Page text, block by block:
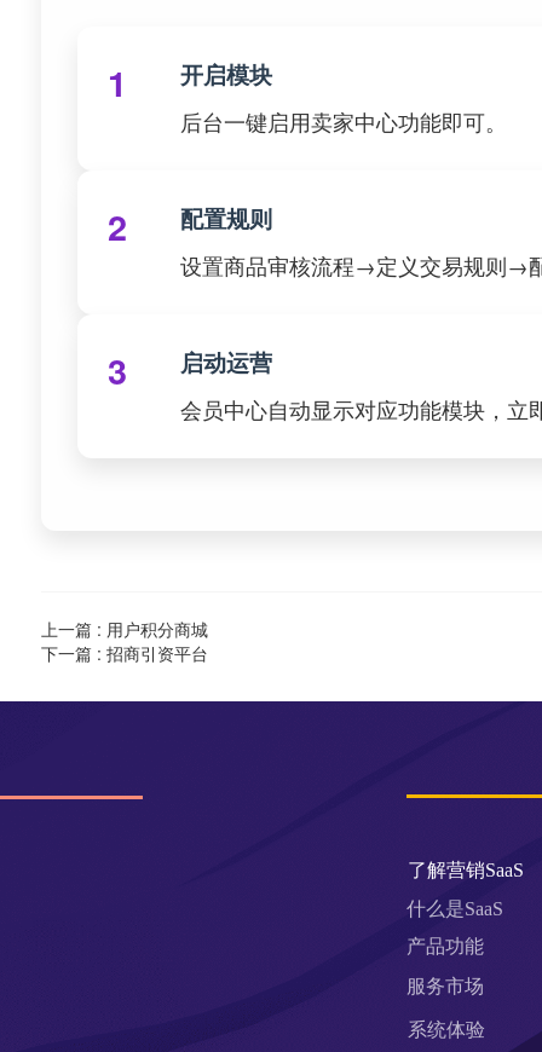
1 开启模块
后台一键启用卖家中心功能即可。
2 配置规则
设置商品审核流程→定义交易规则→
3 启动运营
会员中心自动显示对应功能模块，立
上一篇 : 用户积分商城
下一篇 : 招商引资平台
了解营销SaaS
什么是SaaS
产品功能
服务市场
系统体验